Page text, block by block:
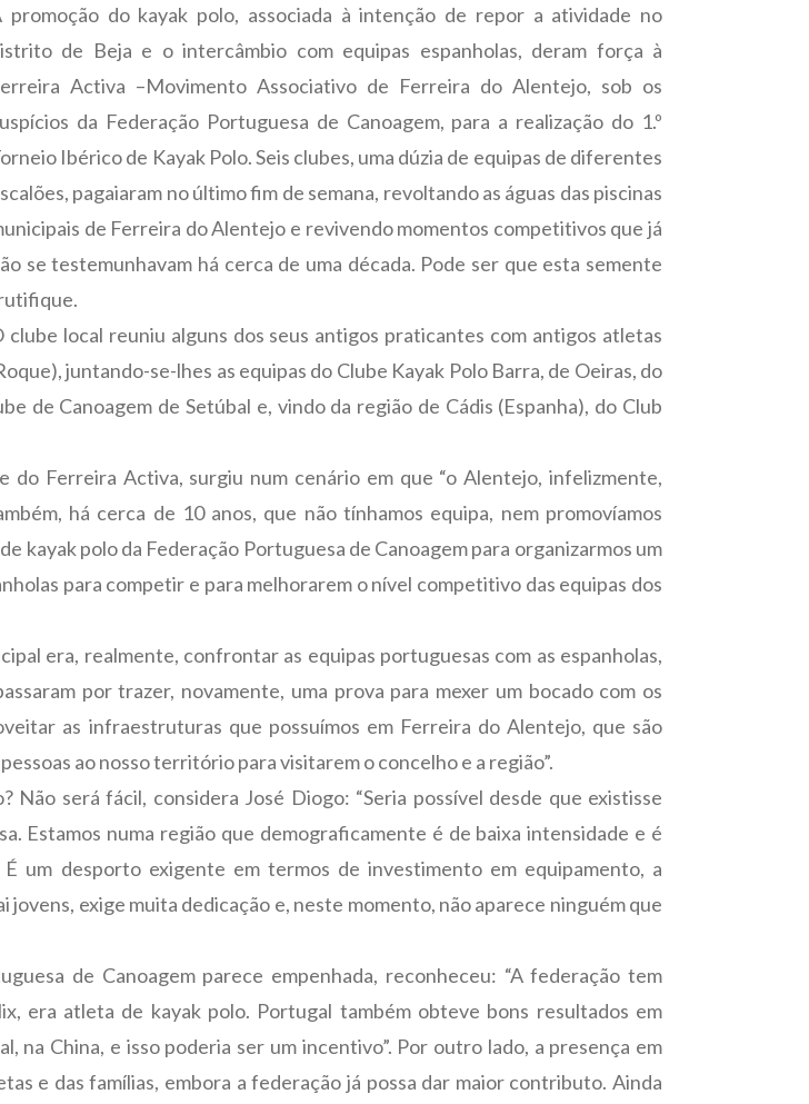
promoção do kayak polo, associada à intenção de repor a atividade no
de Beja e o intercâmbio com equipas espanholas, deram força à
Activa –Movimento Associativo de Ferreira do Alentejo, sob os
da Federação Portuguesa de Canoagem, para a realização do 1.º
Ibérico de Kayak Polo. Seis clubes, uma dúzia de equipas de diferentes
pagaiaram no último fim de semana, revoltando as águas das piscinas
de Ferreira do Alentejo e revivendo momentos competitivos que já
se testemunhavam há cerca de uma década. Pode ser que esta semente
clube local reuniu alguns dos seus antigos praticantes com antigos atletas
juntando-se-lhes as equipas do Clube Kayak Polo Barra, de Oeiras, do
de Canoagem de Setúbal e, vindo da região de Cádis (Espanha), do Club
Ferreira Activa, surgiu num cenário em que “o Alentejo, infelizmente,
há cerca de 10 anos, que não tínhamos equipa, nem promovíamos
kayak polo da Federação Portuguesa de Canoagem para organizarmos um
para competir e para melhorarem o nível competitivo das equipas dos
era, realmente, confrontar as equipas portuguesas com as espanholas,
por trazer, novamente, uma prova para mexer um bocado com os
as infraestruturas que possuímos em Ferreira do Alentejo, que são
ao nosso território para visitarem o concelho e a região”.
Não será fácil, considera José Diogo: “Seria possível desde que existisse
Estamos numa região que demograficamente é de baixa intensidade e é
um desporto exigente em termos de investimento em equipamento, a
exige muita dedicação e, neste momento, não aparece ninguém que
de Canoagem parece empenhada, reconheceu: “A federação tem
era atleta de kayak polo. Portugal também obteve bons resultados em
na China, e isso poderia ser um incentivo”. Por outro lado, a presença em
e das famílias, embora a federação já possa dar maior contributo. Ainda